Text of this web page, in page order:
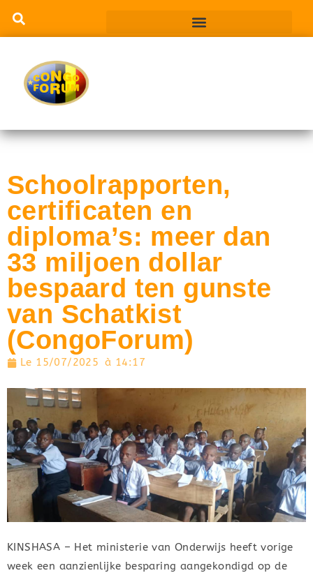
Schoolrapporten,
certificaten en
diploma’s: meer dan
33 miljoen dollar
bespaard ten gunste
van Schatkist
(CongoForum)
Le 15/07/2025 à 14:17
KINSHASA – Het ministerie van Onderwijs heeft vorige
week een aanzienlijke besparing aangekondigd op de